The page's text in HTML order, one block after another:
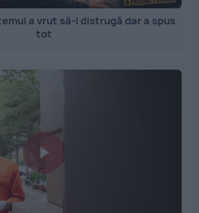
a vrut să-l distrugă dar a spus
tot